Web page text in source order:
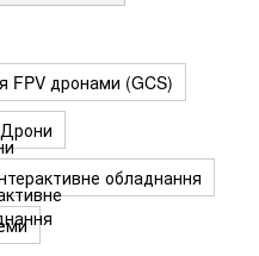
FPV дронами (GCS)
Дрони
обладнання